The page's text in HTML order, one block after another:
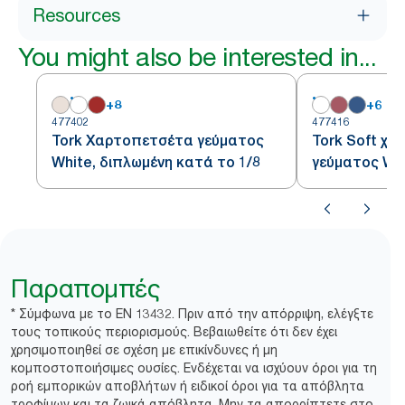
Resources
You might also be interested in...
+8
477402
Tork Χαρτοπετσέτα γεύματος
White, διπλωμένη κατά το 1/8
+6
477416
Tork Soft
γεύματος
κατά το 1/8
Παραπομπές
* Σύμφωνα με το EN 13432. Πριν από την απόρριψη, ελέγξτε
τους τοπικούς περιορισμούς. Βεβαιωθείτε ότι δεν έχει
χρησιμοποιηθεί σε σχέση με επικίνδυνες ή μη
κομποστοποιήσιμες ουσίες. Ενδέχεται να ισχύουν όροι για τη
ροή εμπορικών αποβλήτων ή ειδικοί όροι για τα απόβλητα